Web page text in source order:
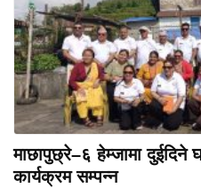
माछापुछ्रे–६ हेम्जामा दुईदिने
कार्यक्रम सम्पन्न